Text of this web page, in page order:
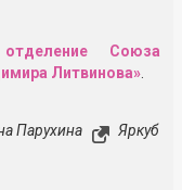
отделение Союза
Литвинова»
Парухина Яркуб